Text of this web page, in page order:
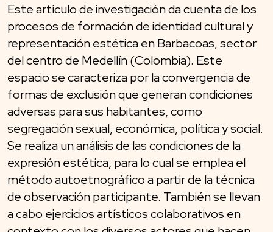
Este artículo de investigación da cuenta de los
procesos de formación de identidad cultural y
representación estética en Barbacoas, sector
del centro de Medellín (Colombia). Este
espacio se caracteriza por la convergencia de
formas de exclusión que generan condiciones
adversas para sus habitantes, como
segregación sexual, económica, política y social.
Se realiza un análisis de las condiciones de la
expresión estética, para lo cual se emplea el
método autoetnográfico a partir de la técnica
de observación participante. También se llevan
a cabo ejercicios artísticos colaborativos en